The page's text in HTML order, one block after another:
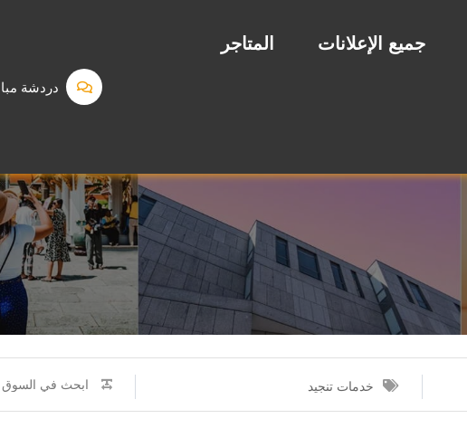
دردشة
جميع الإعلانات المتاجر
خدمات تنجيد